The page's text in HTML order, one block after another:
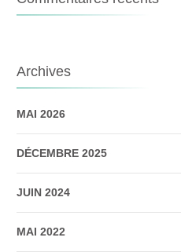
Archives
MAI 2026
DÉCEMBRE 2025
JUIN 2024
MAI 2022